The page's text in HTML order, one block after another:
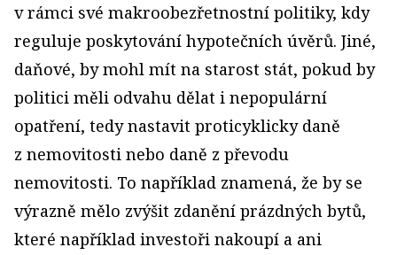
v rámci své makroobezřetnostní politiky, kdy
reguluje poskytování hypotečních úvěrů. Jiné,
daňové, by mohl mít na starost stát, pokud by
politici měli odvahu dělat i nepopulární
opatření, tedy nastavit proticyklicky daně
z nemovitosti nebo daně z převodu
nemovitosti. To například znamená, že by se
výrazně mělo zvýšit zdanění prázdných bytů,
které například investoři nakoupí a ani